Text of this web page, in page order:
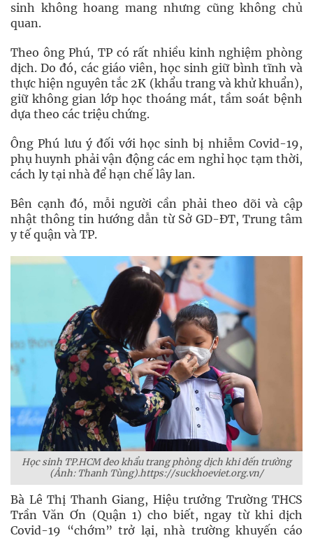
sinh không hoang mang nhưng cũng không chủ
quan.
Theo ông Phú, TP có rất nhiều kinh nghiệm phòng
dịch. Do đó, các giáo viên, học sinh giữ bình tĩnh và
thực hiện nguyên tắc 2K (khẩu trang và khử khuẩn),
giữ không gian lớp học thoáng mát, tầm soát bệnh
dựa theo các triệu chứng.
Ông Phú lưu ý đối với học sinh bị nhiễm Covid-19,
phụ huynh phải vận động các em nghỉ học tạm thời,
cách ly tại nhà để hạn chế lây lan.
Bên cạnh đó, mỗi người cần phải theo dõi và cập
nhật thông tin hướng dẫn từ Sở GD-ĐT, Trung tâm
y tế quận và TP.
Học sinh TP.HCM đeo khẩu trang phòng dịch khi đến trường
(Ảnh: Thanh Tùng).https://suckhoeviet.org.vn/
Bà Lê Thị Thanh Giang, Hiệu trưởng Trường THCS
Trần Văn Ơn (Quận 1) cho biết, ngay từ khi dịch
Covid-19 “chớm” trở lại, nhà trường khuyến cáo